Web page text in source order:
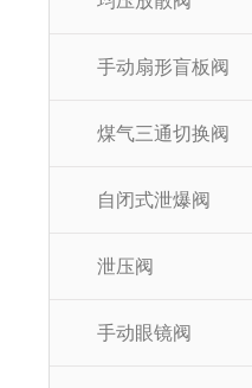
手动扇形盲板阀
煤气三通切换阀
自闭式泄爆阀
泄压阀
手动眼镜阀